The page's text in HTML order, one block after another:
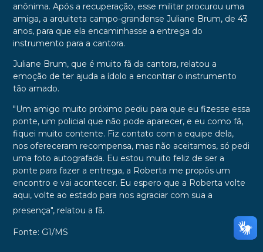
anônima. Após a recuperação, esse militar procurou uma
amiga, a arquiteta campo-grandense Juliane Brum, de 43
anos, para que ela encaminhasse a entrega do
instrumento para a cantora.
Juliane Brum, que é muito fã da cantora, relatou a
emoção de ter ajuda a ídolo a encontrar o instrumento
tão amado.
"Um amigo muito próximo pediu para que eu fizesse essa
ponte, um policial que não pode aparecer, e eu como fã,
fiquei muito contente. Fiz contato com a equipe dela,
nos ofereceram recompensa, mas não aceitamos, só pedi
uma foto autografada. Eu estou muito feliz de ser a
ponte para fazer a entrega, a Roberta me propôs um
encontro e vai acontecer. Eu espero que a Roberta volte
aqui, volte ao estado para nos agraciar com sua a
presença", relatou a fã.
Fonte: G1/MS